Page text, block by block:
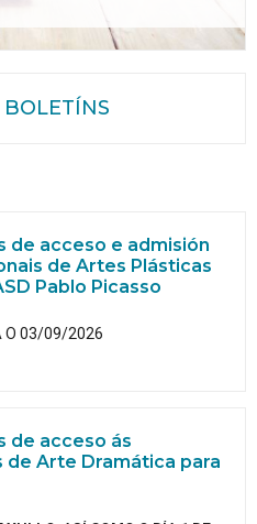
de acceso e admisión
de Artes Plásticas
Pablo Picasso
O 03/09/2026
de acceso ás
de Arte Dramática para